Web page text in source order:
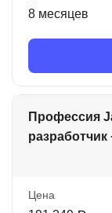
8 месяцев
Профессия
разработчик
Цена